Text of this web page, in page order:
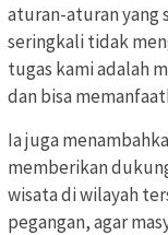
aturan-aturan yang
seringkali tidak
tugas kami adalah
dan bisa
Ia juga
memberikan
wisata di wilayah
pegangan, agar